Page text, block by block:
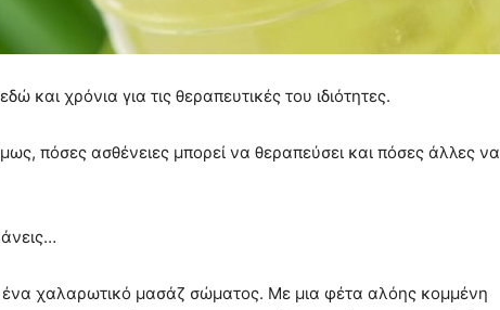
και χρόνια για τις θεραπευτικές του ιδιότητες.
πόσες ασθένειες μπορεί να θεραπεύσει και πόσες άλλες να
ένα χαλαρωτικό μασάζ σώματος. Με μια φέτα αλόης κομμένη